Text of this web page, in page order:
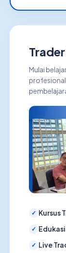
Mulai
Kursus
Live